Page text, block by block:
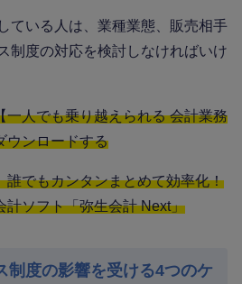
ている人は、業種業態、販売相手
制度の対応を検討しなければいけ
一人でも乗り越えられる 会計業務
ウンロードする
誰でもカンタンまとめて効率化！
計ソフト「弥生会計 Next」
制度の影響を受ける4つのケ